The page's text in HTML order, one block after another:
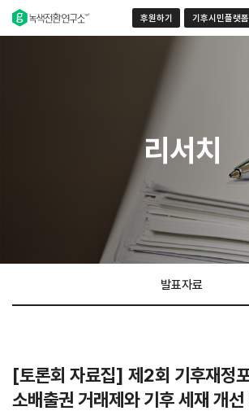
후원하기 기후시민플랫폼
리서치
발표자료
[토론회 자료집] 제2회 기후재정
소배출권 거래제와 기후 세재 개